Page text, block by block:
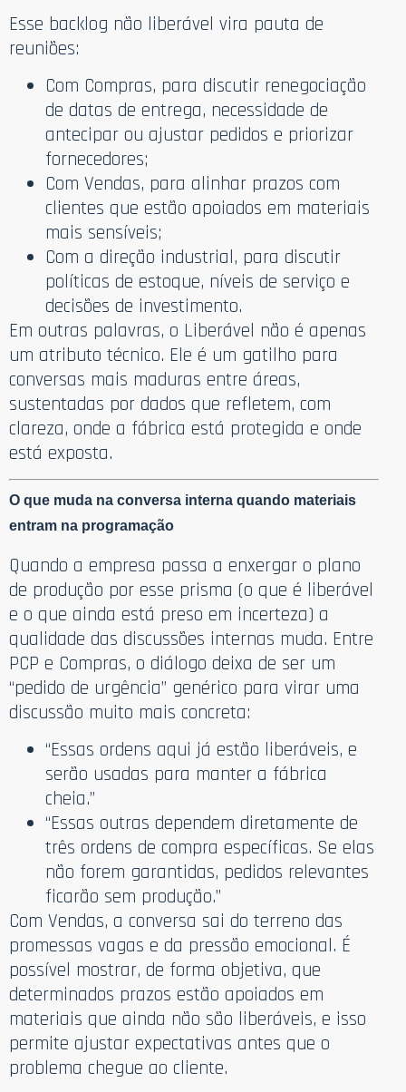
Esse backlog não liberável vira pauta de
reuniões:
Com Compras, para discutir renegociação
de datas de entrega, necessidade de
antecipar ou ajustar pedidos e priorizar
fornecedores;
Com Vendas, para alinhar prazos com
clientes que estão apoiados em materiais
mais sensíveis;
Com a direção industrial, para discutir
políticas de estoque, níveis de serviço e
decisões de investimento.
Em outras palavras, o Liberável não é apenas
um atributo técnico. Ele é um gatilho para
conversas mais maduras entre áreas,
sustentadas por dados que refletem, com
clareza, onde a fábrica está protegida e onde
está exposta.
O que muda na conversa interna quando materiais
entram na programação
Quando a empresa passa a enxergar o plano
de produção por esse prisma (o que é liberável
e o que ainda está preso em incerteza) a
qualidade das discussões internas muda. Entre
PCP e Compras, o diálogo deixa de ser um
“pedido de urgência” genérico para virar uma
discussão muito mais concreta:
“Essas ordens aqui já estão liberáveis, e
serão usadas para manter a fábrica
cheia.”
“Essas outras dependem diretamente de
três ordens de compra específicas. Se elas
não forem garantidas, pedidos relevantes
ficarão sem produção.”
Com Vendas, a conversa sai do terreno das
promessas vagas e da pressão emocional. É
possível mostrar, de forma objetiva, que
determinados prazos estão apoiados em
materiais que ainda não são liberáveis, e isso
permite ajustar expectativas antes que o
problema chegue ao cliente.